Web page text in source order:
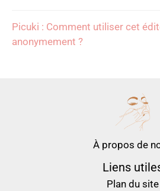
Picuki : Comment utiliser cet
anonymement ?
À propos de
Liens
Plan du site